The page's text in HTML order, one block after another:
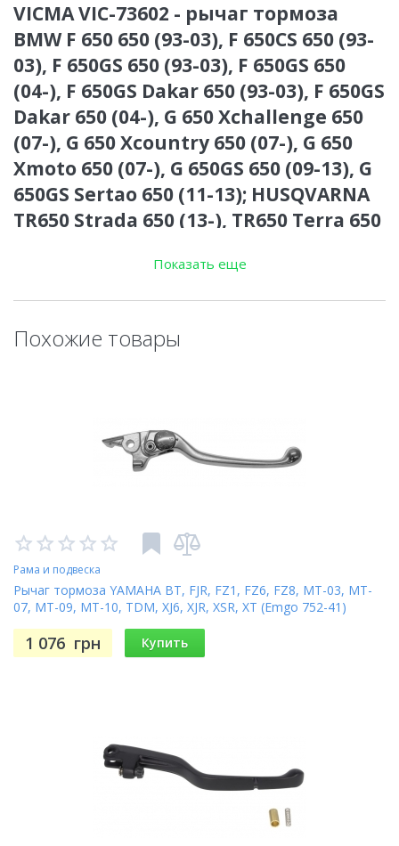
VICMA VIC-73602 - рычаг тормоза
BMW F 650 650 (93-03), F 650CS 650 (93-
03), F 650GS 650 (93-03), F 650GS 650
(04-), F 650GS Dakar 650 (93-03), F 650GS
Dakar 650 (04-), G 650 Xchallenge 650
(07-), G 650 Xcountry 650 (07-), G 650
Xmoto 650 (07-), G 650GS 650 (09-13), G
650GS Sertao 650 (11-13); HUSQVARNA
TR650 Strada 650 (13-), TR650 Terra 650
Совместимость VICMA VIC-73602:
F 650GS Dakar (04-)
F 650GS Dakar (93-03)
G 650 Xchallenge (07-)
G 650 Xmoto (07-)
Показать еще
Похожие товары
Рама и подвеска
Рычаг тормоза YAMAHA BT, FJR, FZ1, FZ6, FZ8, MT-03, MT-
07, MT-09, MT-10, TDM, XJ6, XJR, XSR, XT (Emgo 752-41)
1 076 грн Купить